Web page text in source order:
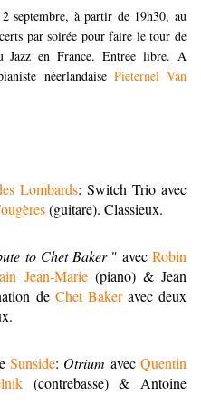
septembre, à partir de 19h30, au
par soirée pour faire le tour de
Jazz en France. Entrée libre. A
néerlandaise Pieternel Van
Lombards: Switch Trio avec
(guitare). Classieux.
to Chet Baker" avecRobin
Jean-Marie(piano) & Jean
de Chet Bakeravec deux
Sunside: Otrium avecQuentin
(contrebasse) & Antoine